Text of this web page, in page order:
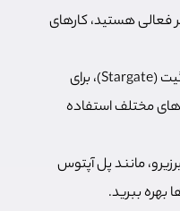
فعالی هستید، کارهای
از پل (Bridge) اصلی آن، یعنی استارگیت (Stargate)، برای
مختلف استفاده
مانند پل آپتوس